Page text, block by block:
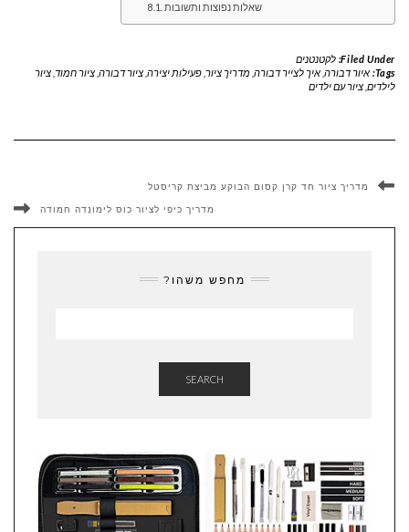
שאלות נפוצות ותשובות
Filed Under: לקטנטנים
Tags: איור דבורה, איך לצייר דבורה, מדריך ציור, פעילות יצירה, ציור דבורה, ציור חמוד, ציור
לילדים ציור עם ילדים
מדריך ציור חד קרן קסום הבוקע מביצת קריסטל
מדריך כיפי לציור כוס לימונדה חמודה
מחפש משהו?
SEARCH